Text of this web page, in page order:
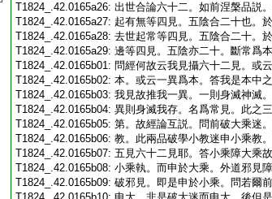
T1824_.42.0165a26: 出世合論六十二。如前涅槃品説
T1824_.42.0165a27: 起有無等四見。五陰合二十也。
T1824_.42.0165a28: 去世起常等四見。五陰合二十。
T1824_.42.0165a29: 邊等四見。五陰亦二十。斷常爲本
T1824_.42.0165b01: 問經何故云我見攝六十二見。或
T1824_.42.0165b02: 本。或云一異爲本。答我是本中
T1824_.42.0165b03: 我見故推我一異。一則身滅神滅。
T1824_.42.0165b04: 異則身滅我存。名爲常見。此之
T1824_.42.0165b05: 第。故經論互説。問前破大乘迷
T1824_.42.0165b06: 教。此兩品破學小教迷申小乘教
T1824_.42.0165b07: 五見六十二見耶。答小乘障大乘
T1824_.42.0165b08: 小乘執。而申於大乘。外道邪見
T1824_.42.0165b09: 破邪見。即是申於小乘。問若爾